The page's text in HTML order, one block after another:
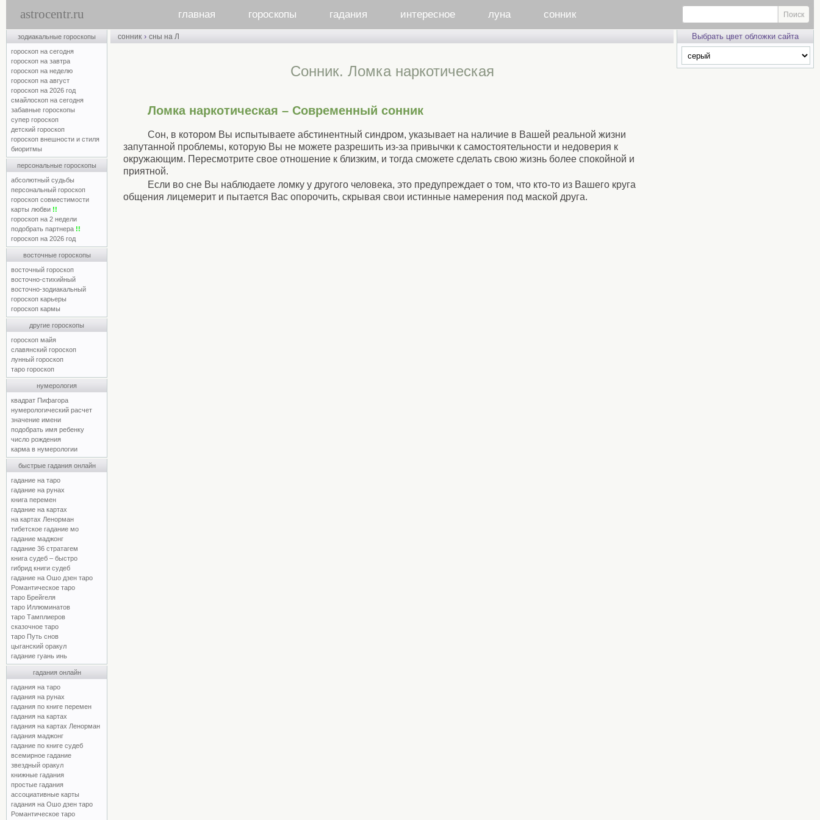
astrocentr.ru главная гороскопы гадания интересное луна сонник
зодиакальные гороскопы
гороскоп на сегодня
гороскоп на завтра
гороскоп на неделю
гороскоп на август
гороскоп на 2026 год
смайлоскоп на сегодня
забавные гороскопы
супер гороскоп
детский гороскоп
гороскоп внешности и стиля
биоритмы
персональные гороскопы
абсолютный судьбы
персональный гороскоп
гороскоп совместимости
карты любви !!
гороскоп на 2 недели
подобрать партнера !!
гороскоп на 2026 год
восточные гороскопы
восточный гороскоп
восточно-стихийный
восточно-зодиакальный
гороскоп карьеры
гороскоп кармы
другие гороскопы
гороскоп майя
славянский гороскоп
лунный гороскоп
таро гороскоп
нумерология
квадрат Пифагора
нумерологический расчет
значение имени
подобрать имя ребенку
число рождения
карма в нумерологии
быстрые гадания онлайн
гадание на таро
гадание на рунах
книга перемен
гадание на картах
на картах Ленорман
тибетское гадание мо
гадание маджонг
гадание 36 стратагем
книга судеб – быстро
гибрид книги судеб
гадание на Ошо дзен таро
Романтическое таро
таро Брейгеля
таро Иллюминатов
таро Тамплиеров
сказочное таро
таро Путь снов
цыганский оракул
гадание гуань инь
гадания онлайн
гадания на таро
гадания на рунах
гадания по книге перемен
гадания на картах
гадания на картах Ленорман
гадания маджонг
гадание по книге судеб
всемирное гадание
звездный оракул
книжные гадания
простые гадания
ассоциативные карты
гадания на Ошо дзен таро
Романтическое таро
сонник › сны на Л
Cонник. Ломка наркотическая
Ломка наркотическая – Современный сонник
Сон, в котором Вы испытываете абстинентный синдром, указывает на наличие в Вашей реальной жизни
запутанной проблемы, которую Вы не можете разрешить из-за привычки к самостоятельности и недоверия к
окружающим. Пересмотрите свое отношение к близким, и тогда сможете сделать свою жизнь более спокойной и
приятной.
Если во сне Вы наблюдаете ломку у другого человека, это предупреждает о том, что кто-то из Вашего круга
общения лицемерит и пытается Вас опорочить, скрывая свои истинные намерения под маской друга.
Выбрать цвет обложки сайта